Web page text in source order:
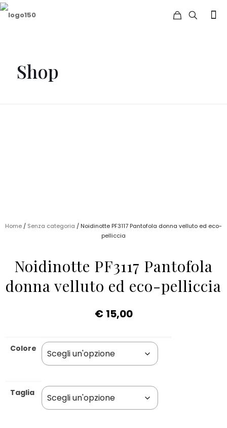
Shop
Home / Senza categoria / Noidinotte PF3117 Pantofola donna velluto ed eco-
pelliccia
Noidinotte PF3117 Pantofola
donna velluto ed eco-pelliccia
€ 15,00
Colore
Taglia